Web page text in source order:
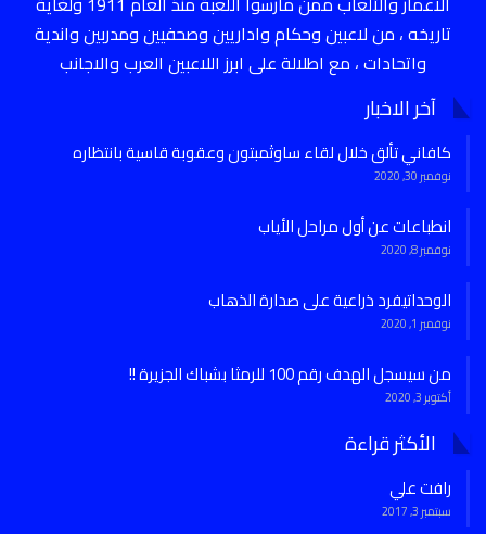
تاريخه ، من لاعبين وحكام واداريين وصحفيين ومدربين واندية
واتحادات ، مع اطلالة على ابرز اللاعبين العرب والاجانب
آخر الاخبار
كافاني تألق خلال لقاء ساوثمبتون وعقوبة قاسية بانتظاره
نوفمبر 30, 2020
انطباعات عن أول مراحل الأياب
نوفمبر 8, 2020
الوحداتيفرد ذراعية على صدارة الذهاب
نوفمبر 1, 2020
من سيسجل الهدف رقم 100 للرمثا بشباك الجزيرة !!
أكتوبر 3, 2020
الأكثر قراءة
رافت علي
سبتمبر 3, 2017